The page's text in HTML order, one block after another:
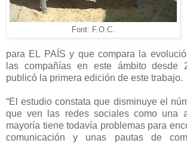
Font: F.O.C.
para EL PAÍS y que compara la
las compañías en este ámbito desde
publicó la primera edición de este trabajo.
“El estudio constata que disminuye el
que ven las redes sociales como una
mayoría tiene todavía problemas para
comunicación y unas pautas de